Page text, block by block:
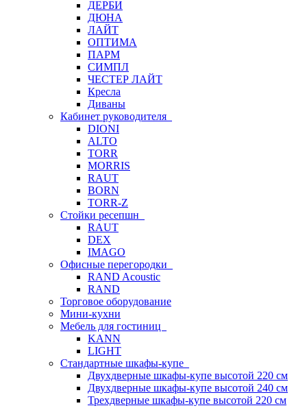
ДЕРБИ
ДЮНА
ЛАЙТ
ОПТИМА
ПАРМ
СИМПЛ
ЧЕСТЕР ЛАЙТ
Кресла
Диваны
Кабинет руководителя
DIONI
ALTO
TORR
MORRIS
RAUT
BORN
TORR-Z
Стойки ресепшн
RAUT
DEX
IMAGO
Офисные перегородки
RAND Acoustic
RAND
Торговое оборудование
Мини-кухни
Мебель для гостиниц
KANN
LIGHT
Стандартные шкафы-купе
Двухдверные шкафы-купе высотой 220 см
Двухдверные шкафы-купе высотой 240 см
Трехдверные шкафы-купе высотой 220 см